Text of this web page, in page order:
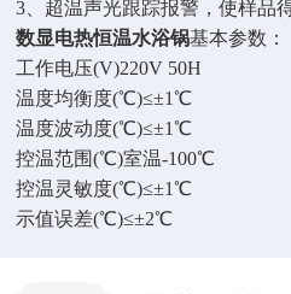
3、超温声光跟踪报警，使样品
数显电热恒温水浴锅基本参数：
工作电压(V)220V 50H
温度均衡度(℃)≤±1℃
温度波动度(℃)≤±1℃
控温范围(℃)室温-100℃
控温灵敏度(℃)≤±1℃
示值误差(℃)≤±2℃